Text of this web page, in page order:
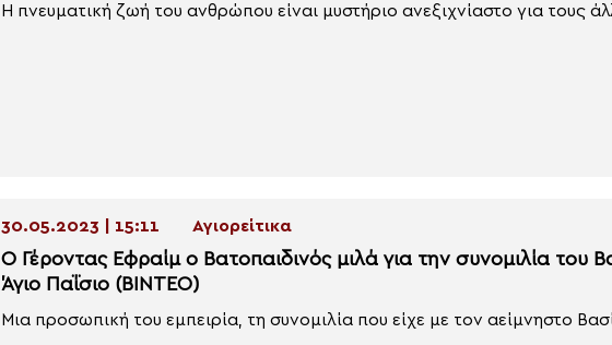
Η πνευματική ζωή του ανθρώπου είναι μυστήριο ανεξιχνίαστο για τους
30.05.2023 | 15:11 Αγιορείτικα
Ο Γέροντας Εφραίμ ο Βατοπαιδινός μιλά για την συνομιλία του
Άγιο Παΐσιο (ΒΙΝΤΕΟ)
Μια προσωπική του εμπειρία, τη συνομιλία που είχε με τον αείμνηστο